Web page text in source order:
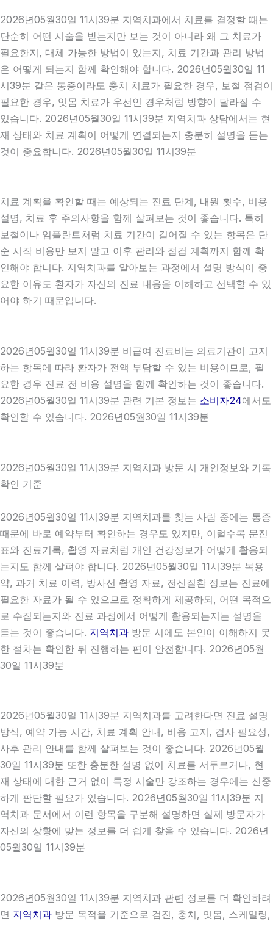
2026년05월30일 11시39분 지역치과에서 치료를 결정할 때는
단순히 어떤 시술을 받는지만 보는 것이 아니라 왜 그 치료가
필요한지, 대체 가능한 방법이 있는지, 치료 기간과 관리 방법
은 어떻게 되는지 함께 확인해야 합니다. 2026년05월30일 11
시39분 같은 통증이라도 충치 치료가 필요한 경우, 보철 점검이
필요한 경우, 잇몸 치료가 우선인 경우처럼 방향이 달라질 수
있습니다. 2026년05월30일 11시39분 지역치과 상담에서는 현
재 상태와 치료 계획이 어떻게 연결되는지 충분히 설명을 듣는
것이 중요합니다. 2026년05월30일 11시39분
치료 계획을 확인할 때는 예상되는 진료 단계, 내원 횟수, 비용
설명, 치료 후 주의사항을 함께 살펴보는 것이 좋습니다. 특히
보철이나 임플란트처럼 치료 기간이 길어질 수 있는 항목은 단
순 시작 비용만 보지 말고 이후 관리와 점검 계획까지 함께 확
인해야 합니다. 지역치과를 알아보는 과정에서 설명 방식이 중
요한 이유도 환자가 자신의 진료 내용을 이해하고 선택할 수 있
어야 하기 때문입니다.
2026년05월30일 11시39분 비급여 진료비는 의료기관이 고지
하는 항목에 따라 환자가 전액 부담할 수 있는 비용이므로, 필
요한 경우 진료 전 비용 설명을 함께 확인하는 것이 좋습니다.
2026년05월30일 11시39분 관련 기본 정보는 소비자24에서도
확인할 수 있습니다. 2026년05월30일 11시39분
2026년05월30일 11시39분 지역치과 방문 시 개인정보와 기록
확인 기준
2026년05월30일 11시39분 지역치과를 찾는 사람 중에는 통증
때문에 바로 예약부터 확인하는 경우도 있지만, 이럴수록 문진
표와 진료기록, 촬영 자료처럼 개인 건강정보가 어떻게 활용되
는지도 함께 살펴야 합니다. 2026년05월30일 11시39분 복용
약, 과거 치료 이력, 방사선 촬영 자료, 전신질환 정보는 진료에
필요한 자료가 될 수 있으므로 정확하게 제공하되, 어떤 목적으
로 수집되는지와 진료 과정에서 어떻게 활용되는지는 설명을
듣는 것이 좋습니다. 지역치과 방문 시에도 본인이 이해하지 못
한 절차는 확인한 뒤 진행하는 편이 안전합니다. 2026년05월
30일 11시39분
2026년05월30일 11시39분 지역치과를 고려한다면 진료 설명
방식, 예약 가능 시간, 치료 계획 안내, 비용 고지, 검사 필요성,
사후 관리 안내를 함께 살펴보는 것이 좋습니다. 2026년05월
30일 11시39분 또한 충분한 설명 없이 치료를 서두르거나, 현
재 상태에 대한 근거 없이 특정 시술만 강조하는 경우에는 신중
하게 판단할 필요가 있습니다. 2026년05월30일 11시39분 지
역치과 문서에서 이런 항목을 구분해 설명하면 실제 방문자가
자신의 상황에 맞는 정보를 더 쉽게 찾을 수 있습니다. 2026년
05월30일 11시39분
2026년05월30일 11시39분 지역치과 관련 정보를 더 확인하려
면 지역치과 방문 목적을 기준으로 검진, 충치, 잇몸, 스케일링,